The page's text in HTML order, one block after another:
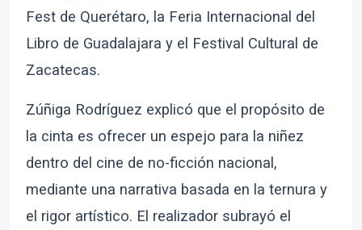
Fest de Querétaro, la Feria Internacional del
Libro de Guadalajara y el Festival Cultural de
Zacatecas.
Zúñiga Rodríguez explicó que el propósito de
la cinta es ofrecer un espejo para la niñez
dentro del cine de no-ficción nacional,
mediante una narrativa basada en la ternura y
el rigor artístico. El realizador subrayó el